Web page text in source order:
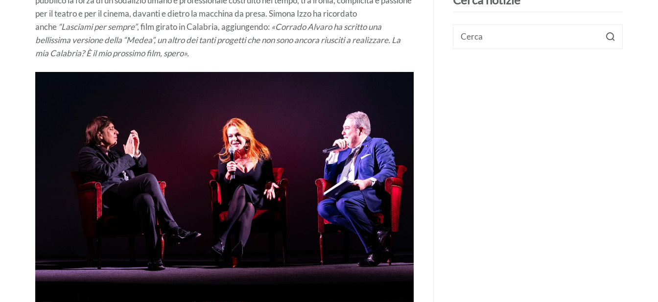
per il teatro e per il cinema, davanti e dietro la macchina da presa. Simona Izzo ha ricordato
anche “Lasciami per sempre”, film girato in Calabria, aggiungendo: «Corrado Alvaro ha scritto una
bellissima versione della “Medea”, un altro dei tanti progetti che non sono ancora riusciti a realizzare. La
mia Calabria? È il mio prossimo film, spero».